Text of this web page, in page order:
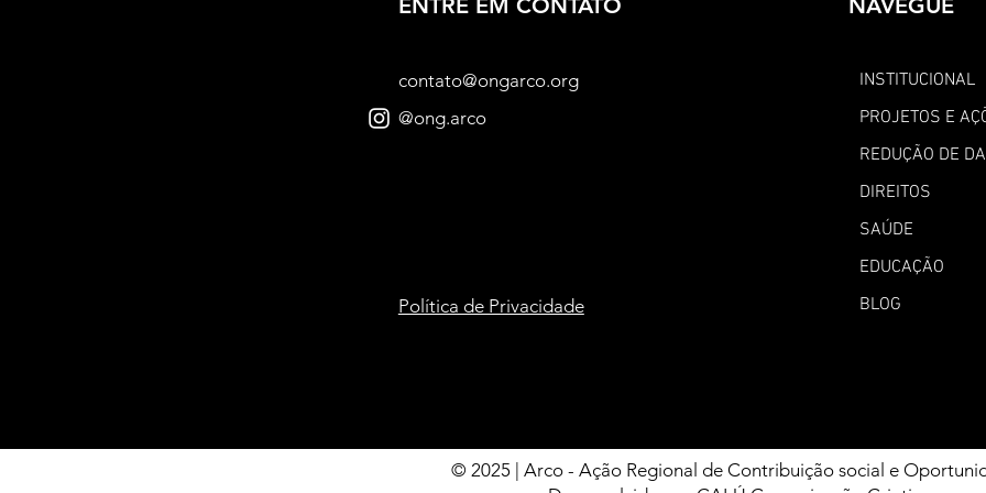
ENTRE EM CONTATO
contato@ongarco.org
@ong.arco
Política de Privacidade
NAVEGUE
INSTITUCIONAL
PROJETOS E
REDUÇÃO DE
DIREITOS
SAÚDE
EDUCAÇÃO
BLOG
© 2025 | Arco - Ação Regional de Contribuição social e